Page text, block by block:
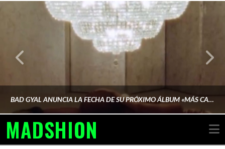
BAD GYAL ANUNCIA LA FECHA DE SU PRÓXIMO ÁLBUM «MÁS CARA»
MADSHION